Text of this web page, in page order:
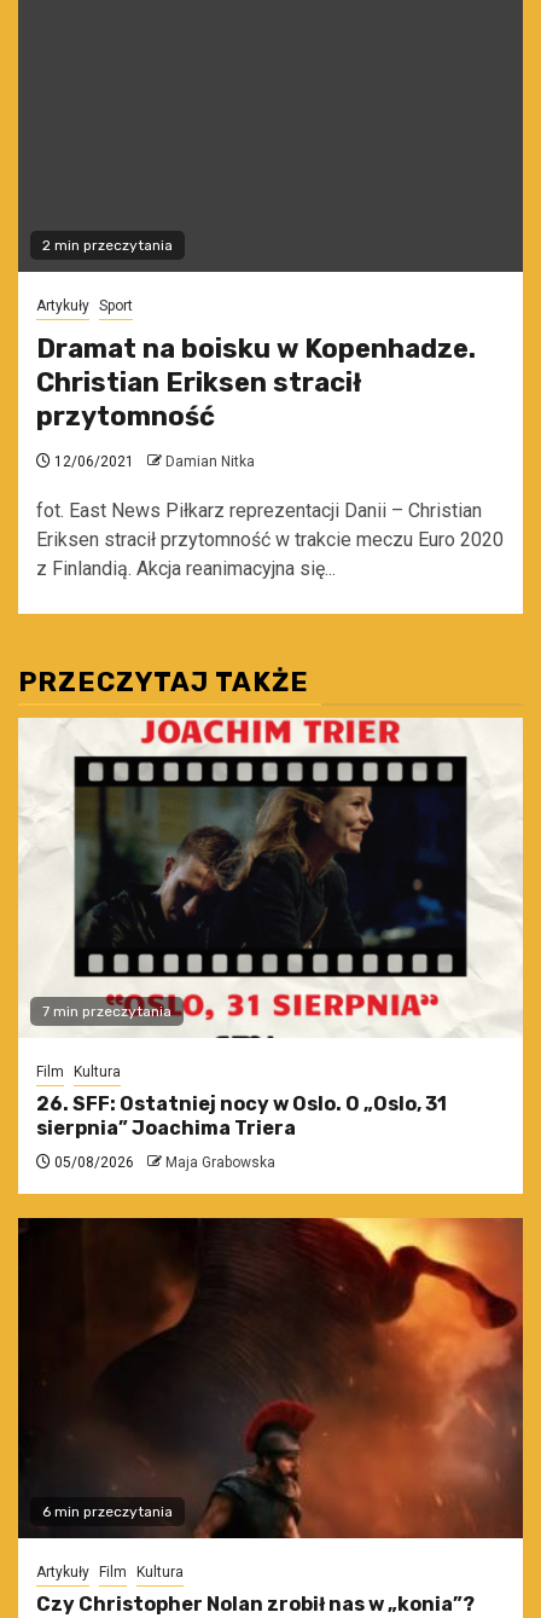
2 min przeczytania
Artykuły Sport
Dramat na boisku w Kopenhadze.
Christian Eriksen stracił
przytomność
12/06/2021 Damian Nitka
fot. East News Piłkarz reprezentacji Danii – Christian
Eriksen stracił przytomność w trakcie meczu Euro 2020
z Finlandią. Akcja reanimacyjna się...
PRZECZYTAJ TAKŻE
7 min przeczytania
Film Kultura
26. SFF: Ostatniej nocy w Oslo. O „Oslo, 31
sierpnia” Joachima Triera
05/08/2026 Maja Grabowska
6 min przeczytania
Artykuły Film Kultura
Czy Christopher Nolan zrobił nas w „konia”?